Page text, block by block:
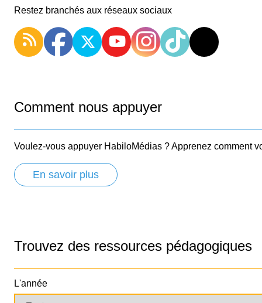
Restez branchés aux réseaux sociaux
Comment nous appuyer
Voulez-vous appuyer HabiloMédias ? Apprenez comment
En savoir plus
Trouvez des ressources pédagogiques
L'année